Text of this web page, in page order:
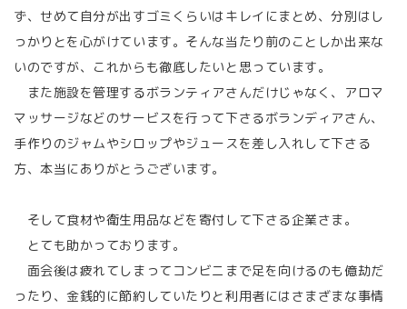
ず、せめて自分が出すゴミくらいはキレイにまとめ、分別はし
っかりとを心がけています。そんな当たり前のことしか出来な
いのですが、これからも徹底したいと思っています。
また施設を管理するボランティアさんだけじゃなく、アロマ
マッサージなどのサービスを行って下さるボランディアさん、
手作りのジャムやシロップやジュースを差し入れして下さる
方、本当にありがとうございます。
そして食材や衛生用品などを寄付して下さる企業さま。
とても助かっております。
面会後は疲れてしまってコンビニまで足を向けるのも億劫だ
ったり、金銭的に節約していたりと利用者にはさまざまな事情